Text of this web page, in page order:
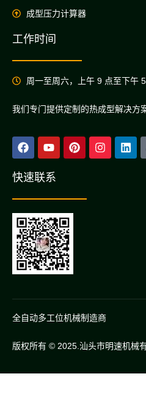
成型压力计算器
工作时间
周一至周六，上午 9 点至下午
我们专门提供定制的热成型解决方
快速联系
全自动多工位机械制造商
版权所有 © 2025.汕头市明速机械